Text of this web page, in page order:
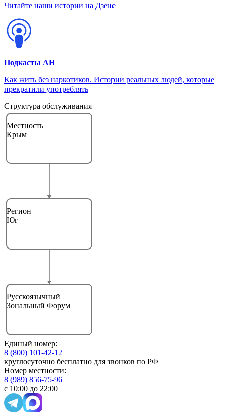
Читайте наши истории на Дзене
Подкасты АН
Как жить без наркотиков. Истории реальных людей, которые
прекратили употреблять
Структура обслуживания
Местность
Крым
Регион
Юг
Русскоязычный
Зональный Форум
Единый номер:
8 (800) 101-42-12
круглосуточно бесплатно для звонков по РФ
Номер местности:
8 (989) 856-75-96
с 10:00 до 22:00